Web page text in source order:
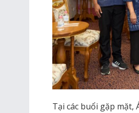
Tại các buổi gặp